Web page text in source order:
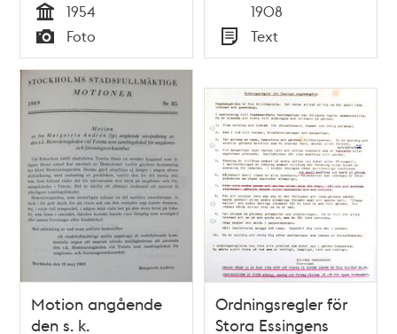
Tid
1954
Typ
Foto
1908
Typ
Text
Motion angående
den s. k.
Ordningsregler för
Stora Essingens